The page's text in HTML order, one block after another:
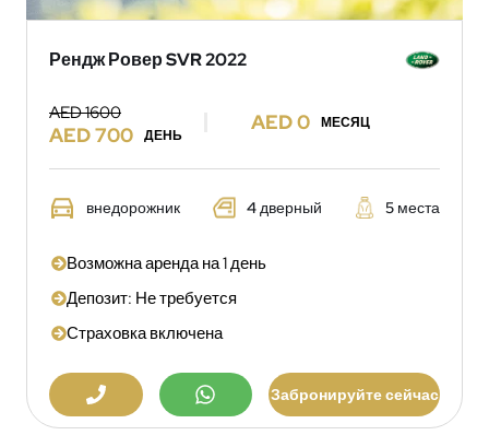
Рендж Ровер SVR 2022
AED 1600
AED 700 ДЕНЬ
AED 0 МЕСЯЦ
внедорожник 4 дверный 5 места
Возможна аренда на 1 день
Депозит: Не требуется
Страховка включена
Забронируйте сейчас